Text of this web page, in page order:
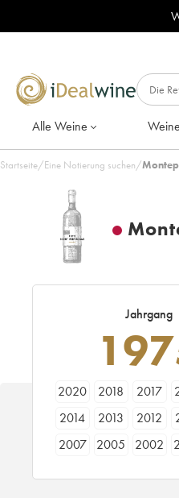
Alle Weine
Startseite/Eine Notierung suchen/
Jahrgang
2020 2018 2017
2014
2013 2012
2007
2005 2002